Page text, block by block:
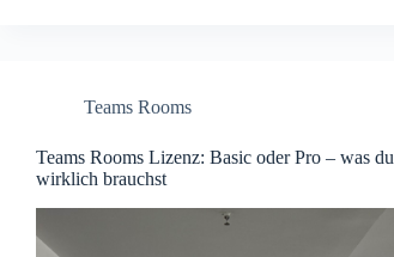
Teams Rooms
Teams Rooms Lizenz: Basic oder Pro – was du
wirklich brauchst